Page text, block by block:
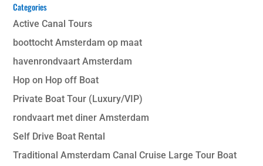
Categories
Active Canal Tours
boottocht Amsterdam op maat
havenrondvaart Amsterdam
Hop on Hop off Boat
Private Boat Tour (Luxury/VIP)
rondvaart met diner Amsterdam
Self Drive Boat Rental
Traditional Amsterdam Canal Cruise Large Tour Boat